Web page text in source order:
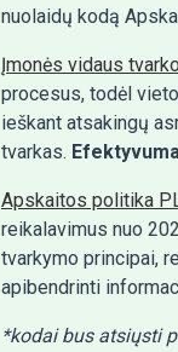
nuolaidų kodą
Įmonės vidaus
procesus, todėl
ieškant atsakingų
tvarkas.
Apskaitos politika
reikalavimus nuo
tvarkymo principai,
apibendrinti
*kodai bus atsiųsti